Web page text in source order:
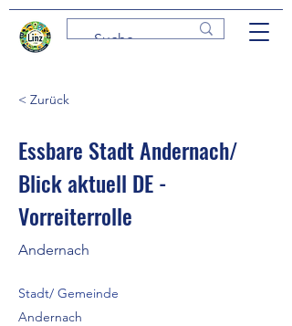
< Zurück
Essbare Stadt Andernach/
Blick aktuell DE -
Vorreiterrolle
Andernach
Stadt/ Gemeinde
Andernach